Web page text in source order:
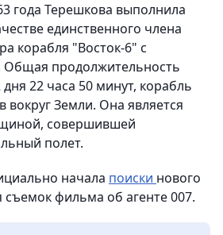
года Терешкова выполнила
единственного члена
корабля "Восток-6" с
продолжительность
22 часа 50 минут, корабль
вокруг Земли. Она является
совершившей
полет.
начала поиски нового
фильма об агенте 007.